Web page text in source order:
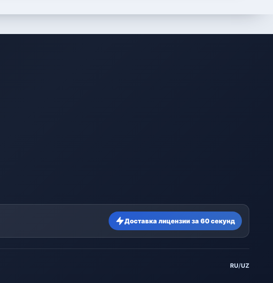
Доставка лицензии за 60 секунд
RU/UZ